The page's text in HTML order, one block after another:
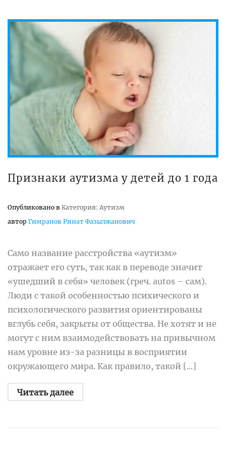
Признаки аутизма у детей до 1 года
Опубликовано в Категория: Аутизм
автор Гимранов Ринат Фазылжанович
Само название расстройства «аутизм»
отражает его суть, так как в переводе значит
«ушедший в себя» человек (греч. autos – сам).
Люди с такой особенностью психического и
психологического развития ориентированы
вглубь себя, закрыты от общества. Не хотят и не
могут с ним взаимодействовать на привычном
нам уровне из-за разницы в восприятии
окружающего мира. Как правило, такой [...]
Читать далее